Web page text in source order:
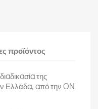
προϊόντος
της
Ελλάδα, από την ON